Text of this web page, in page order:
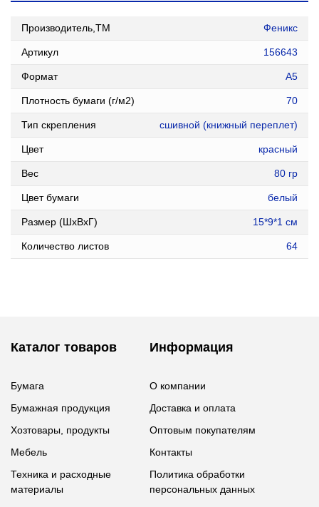
Производитель,ТМ Феникс
Артикул 156643
Формат А5
Плотность бумаги (г/м2) 70
Тип скрепления сшивной (книжный переплет)
Цвет красный
Вес 80 гр
Цвет бумаги белый
Размер (ШxВxГ) 15*9*1 см
Количество листов 64
Каталог товаров
Бумага
Бумажная продукция
Хозтовары, продукты
Мебель
Техника и расходные
материалы
Информация
О компании
Доставка и оплата
Оптовым покупателям
Контакты
Политика обработки
персональных данных